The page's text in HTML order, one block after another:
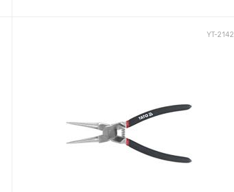
YT-2142